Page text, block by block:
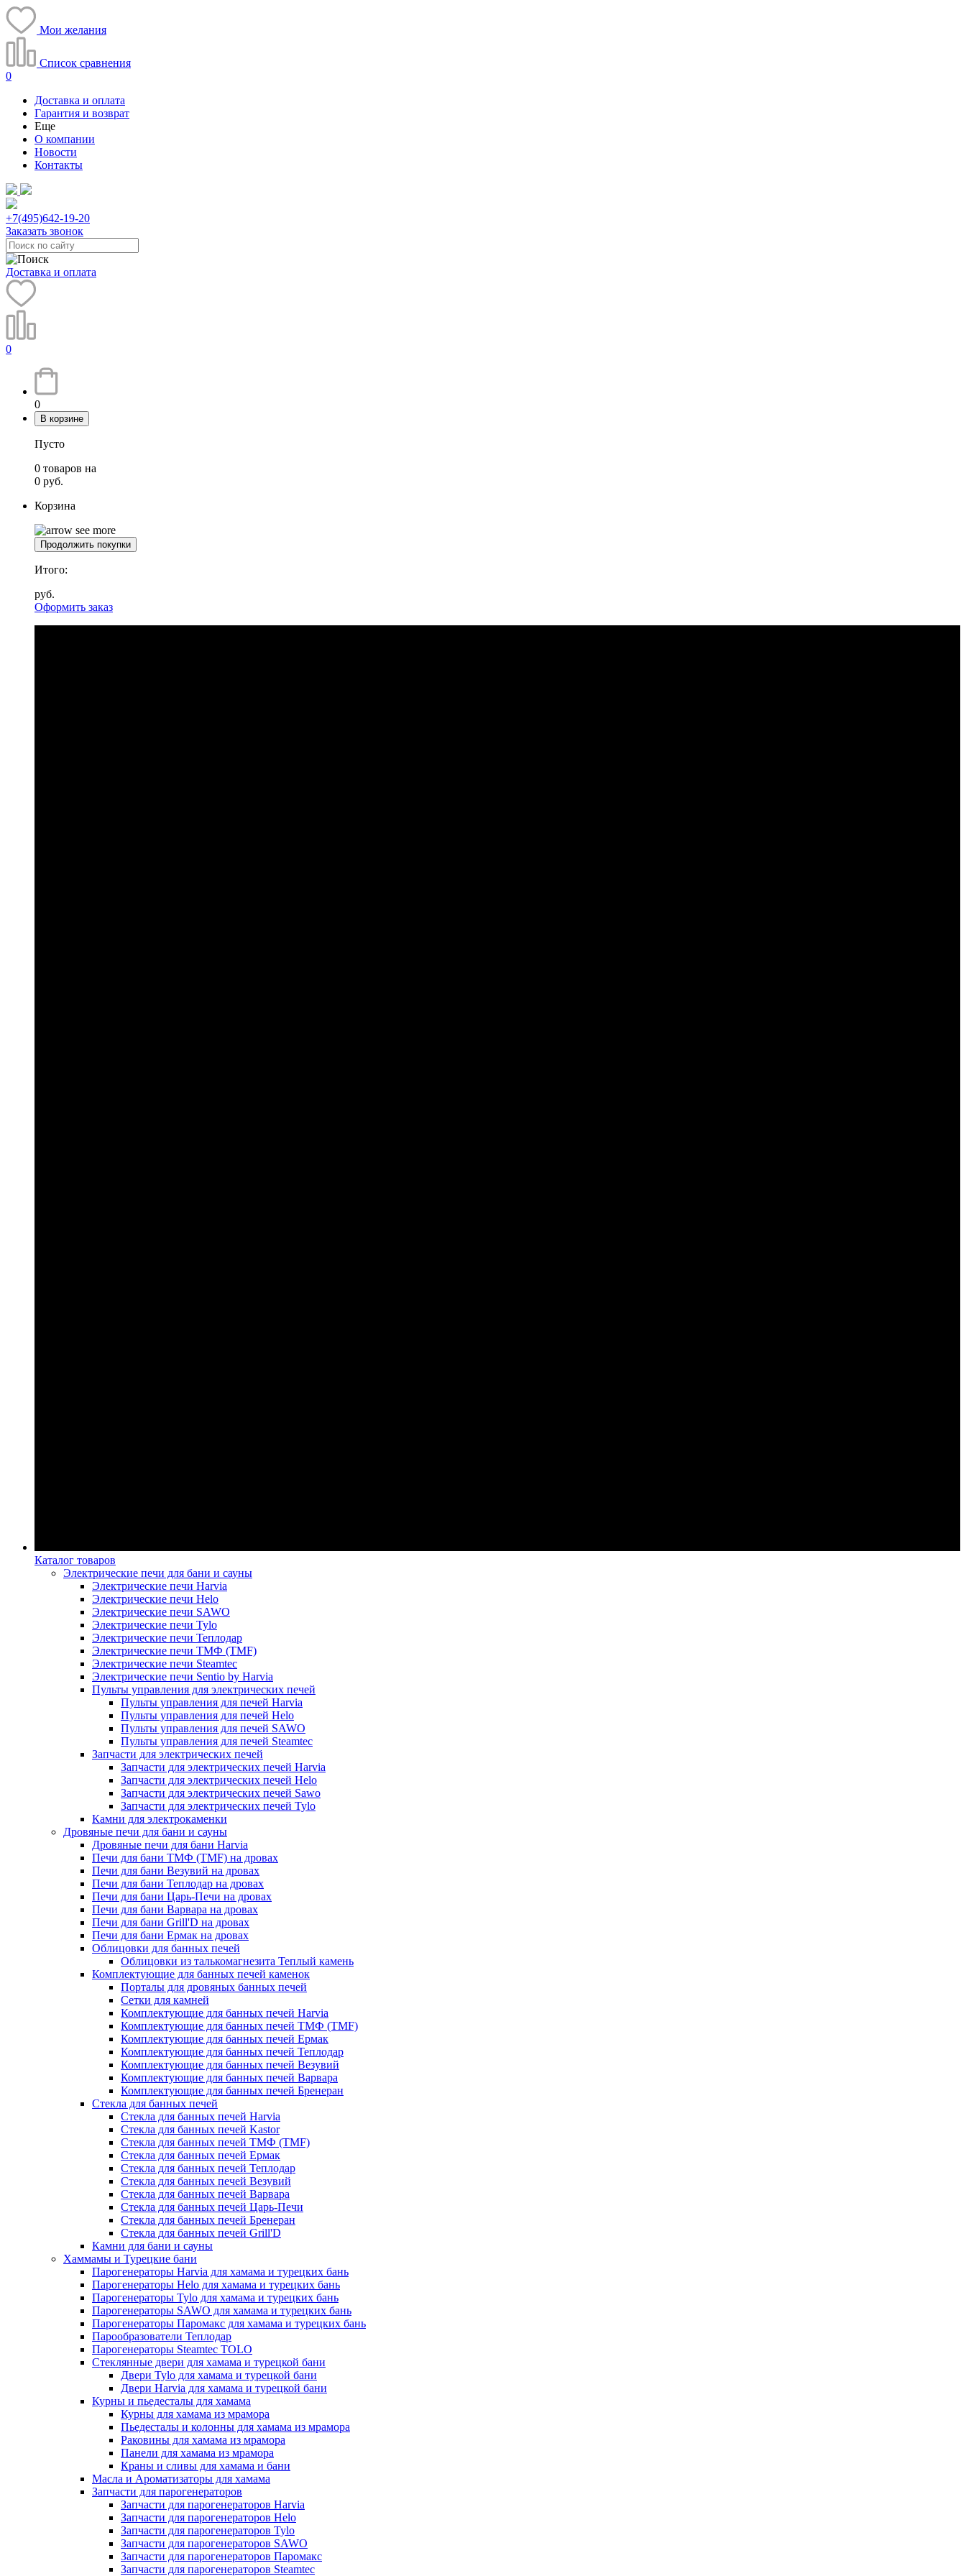
Мои желания
Список сравнения
0
Доставка и оплата
Гарантия и возврат
Еще
О компании
Новости
Контакты
+7(495)642-19-20
Заказать звонок
Доставка и оплата
0
0
В корзине
Пусто
0 товаров на
0 руб.
Корзина
Продолжить покупки
Итого:
руб.
Оформить заказ
Каталог товаров
Электрические печи для бани и сауны
Электрические печи Harvia
Электрические печи Helo
Электрические печи SAWO
Электрические печи Tylo
Электрические печи Теплодар
Электрические печи ТМФ (TMF)
Электрические печи Steamtec
Электрические печи Sentio by Harvia
Пульты управления для электрических печей
Пульты управления для печей Harvia
Пульты управления для печей Helo
Пульты управления для печей SAWO
Пульты управления для печей Steamtec
Запчасти для электрических печей
Запчасти для электрических печей Harvia
Запчасти для электрических печей Helo
Запчасти для электрических печей Sawo
Запчасти для электрических печей Tylo
Камни для электрокаменки
Дровяные печи для бани и сауны
Дровяные печи для бани Harvia
Печи для бани ТМФ (TMF) на дровах
Печи для бани Везувий на дровах
Печи для бани Теплодар на дровах
Печи для бани Царь-Печи на дровах
Печи для бани Варвара на дровах
Печи для бани Grill'D на дровах
Печи для бани Ермак на дровах
Облицовки для банных печей
Облицовки из талькомагнезита Теплый камень
Комплектующие для банных печей каменок
Порталы для дровяных банных печей
Сетки для камней
Комплектующие для банных печей Harvia
Комплектующие для банных печей ТМФ (TMF)
Комплектующие для банных печей Ермак
Комплектующие для банных печей Теплодар
Комплектующие для банных печей Везувий
Комплектующие для банных печей Варвара
Комплектующие для банных печей Бренеран
Стекла для банных печей
Стекла для банных печей Harvia
Стекла для банных печей Kastor
Стекла для банных печей ТМФ (TMF)
Стекла для банных печей Ермак
Стекла для банных печей Теплодар
Стекла для банных печей Везувий
Стекла для банных печей Варвара
Стекла для банных печей Царь-Печи
Стекла для банных печей Бренеран
Стекла для банных печей Grill'D
Камни для бани и сауны
Хаммамы и Турецкие бани
Парогенераторы Harvia для хамама и турецких бань
Парогенераторы Helo для хамама и турецких бань
Парогенераторы Tylo для хамама и турецких бань
Парогенераторы SAWO для хамама и турецких бань
Парогенераторы Паромакс для хамама и турецких бань
Парообразователи Теплодар
Парогенераторы Steamtec TOLO
Стеклянные двери для хамама и турецкой бани
Двери Tylo для хамама и турецкой бани
Двери Harvia для хамама и турецкой бани
Курны и пьедесталы для хамама
Курны для хамама из мрамора
Пьедесталы и колонны для хамама из мрамора
Раковины для хамама из мрамора
Панели для хамама из мрамора
Краны и сливы для хамама и бани
Масла и Ароматизаторы для хамама
Запчасти для парогенераторов
Запчасти для парогенераторов Harvia
Запчасти для парогенераторов Helo
Запчасти для парогенераторов Tylo
Запчасти для парогенераторов SAWO
Запчасти для парогенераторов Паромакс
Запчасти для парогенераторов Steamtec